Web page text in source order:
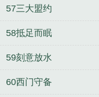
57三大盟约
58抵足而眠
59刻意放水
60西门守备